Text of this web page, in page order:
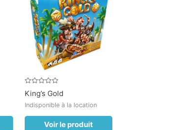
Note
0
sur
5
King’s Gold
Indisponible à la location
Voir le produit